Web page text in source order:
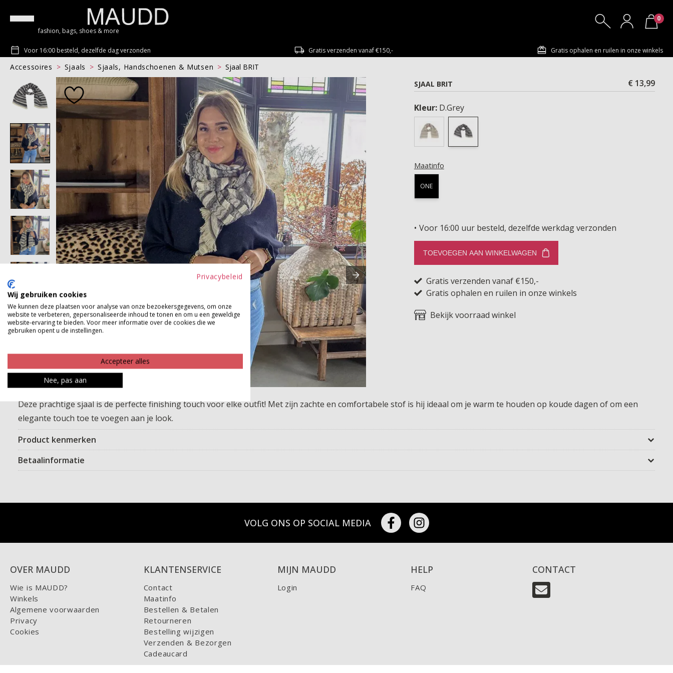
fashion, bags, shoes & more
0
Voor 16:00 besteld, dezelfde dag verzonden Gratis verzenden vanaf €150,- Gratis ophalen en ruilen in onze winkels
Accessoires Sjaals Sjaals, Handschoenen & Mutsen
Sjaal BRIT
SJAAL BRIT
€ 13,99
Kleur: D.Grey
Maatinfo
ONE
Voor 16:00 uur besteld, dezelfde werkdag verzonden
TOEVOEGEN AAN WINKELWAGEN
Gratis verzenden vanaf €150,-
Gratis ophalen en ruilen in onze winkels
Bekijk voorraad winkel
Deze prachtige sjaal is de perfecte finishing touch voor elke outfit! Met zijn zachte en comfortabele stof is hij ideaal om je warm te houden op koude dagen of om een
elegante touch toe te voegen aan je look.
Product kenmerken
Betaalinformatie
VOLG ONS OP SOCIAL MEDIA
OVER MAUDD
Wie is MAUDD?
Winkels
Algemene voorwaarden
Privacy
Cookies
KLANTENSERVICE
Contact
Maatinfo
Bestellen & Betalen
Retourneren
Bestelling wijzigen
Verzenden & Bezorgen
Cadeaucard
MIJN MAUDD
Login
HELP
FAQ
CONTACT
Privacybeleid
Wij gebruiken cookies
We kunnen deze plaatsen voor analyse van onze bezoekersgegevens, om onze
website te verbeteren, gepersonaliseerde inhoud te tonen en om u een geweldige
website-ervaring te bieden. Voor meer informatie over de cookies die we
gebruiken opent u de instellingen.
Accepteer alles
Nee, pas aan